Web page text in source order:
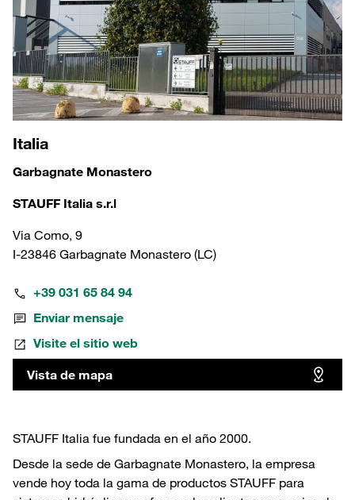
Italia
Garbagnate Monastero
STAUFF Italia s.r.l
Via Como, 9
I-23846 Garbagnate Monastero (LC)
+39 031 65 84 94
Enviar mensaje
Visite el sitio web
Vista de mapa
STAUFF Italia fue fundada en el año 2000.
Desde la sede de Garbagnate Monastero, la empresa
vende hoy toda la gama de productos STAUFF para